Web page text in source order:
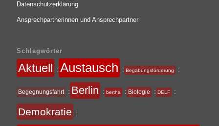
Datenschutzerklärung
Ansprechpartnerinnen und Ansprechpartner
Schlagwörter
Aktuell : Austausch : Begabungsförderung :
Begegnungsfahrt : Berlin : bertha : Biologie : DELF :
Demokratie :